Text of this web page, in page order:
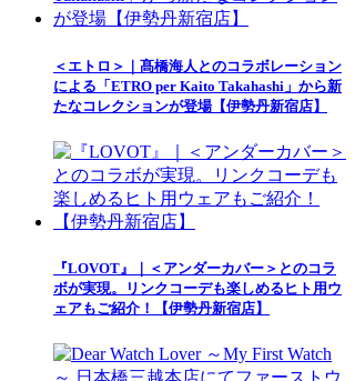
＜エトロ＞｜髙橋海人とのコラボレーション
による「ETRO per Kaito Takahashi」から新
たなコレクションが登場【伊勢丹新宿店】
『LOVOT』｜＜アンダーカバー＞とのコラ
ボが実現。リンクコーデも楽しめるヒト用ウ
ェアもご紹介！【伊勢丹新宿店】